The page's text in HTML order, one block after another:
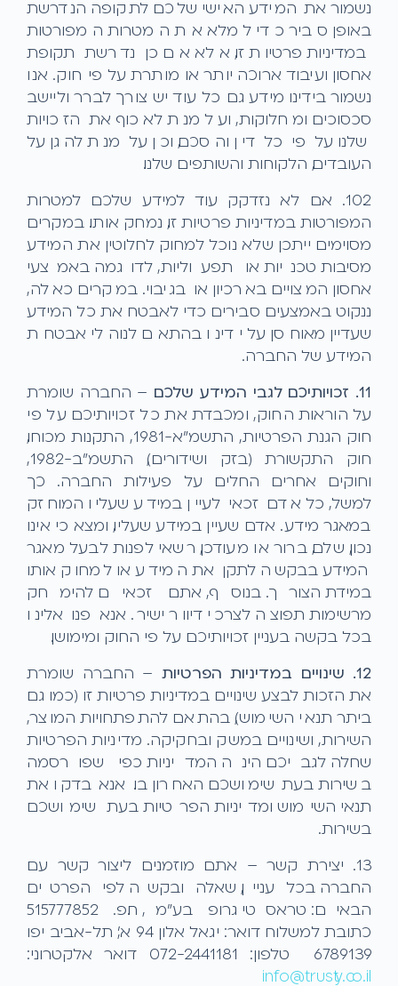
נשמור את המידע האישי שלכם לתקופה הנדרשת
באופן סביר כדי למלא את המטרות המפורטות
במדיניות פרטיות זו, אלא אם כן נדרשת תקופת
אחסון ועיבוד ארוכה יותר או מותרת על פי חוק. אנו
נשמור בידינו מידע גם כל עוד יש צורך לברר וליישב
סכסוכים ומחלוקות, ועל מנת לאכוף את הזכויות
שלנו על פי כל דין והסכם, וכן על מנת להגן על
העובדים, הלקוחות והשותפים שלנו.
10.2. אם לא נזדקק עוד למידע שלכם למטרות
המפורטות במדיניות פרטיות זו, נמחק אותו. במקרים
מסוימים ייתכן שלא נוכל למחוק לחלוטין את המידע
מסיבות טכניות או תפעוליות, לדוגמה באמצעי
אחסון המצויים בארכיון או בגיבוי. במקרים כאלה,
ננקוט באמצעים סבירים כדי לאבטח את כל המידע
שעדיין מאוחסן על ידינו בהתאם לנוהלי אבטחת
המידע של החברה.
11. זכויותיכם לגבי המידע שלכם
– החברה שומרת
על הוראות החוק, ומכבדת את כל זכויותיכם על פי
חוק הגנת הפרטיות, התשמ"א-1981, התקנות מכוחו,
חוק התקשורת (בזק ושידורים), התשמ"ב-1982,
וחוקים אחרים החלים על פעילות החברה. כך
למשל, כל אדם זכאי לעיין במידע שעליו המוחזק
במאגר מידע. אדם שעיין במידע שעליו, ומצא כי אינו
נכון, שלם, ברור או מעודכן, רשאי לפנות לבעל מאגר
המידע בבקשה לתקן את המידע או למחוק אותו
במידת הצורך. בנוסף, אתם זכאים להימחק
מרשימות תפוצה לצרכי דיוור ישיר. אנא פנו אלינו
בכל בקשה בעניין זכויותיכם על פי החוק ומימושן.
12. שינויים במדיניות הפרטיות
– החברה שומרת
את הזכות לבצע שינויים במדיניות פרטיות זו (כמו גם
ביתר תנאי השימוש), בהתאם להתפתחויות המוצר,
השירות, ושינויים במשק ובחקיקה. מדיניות הפרטיות
שחלה לגביכם הינה המדיניות כפי שפורסמה
בשירות בעת שימושכם האחרון בו. אנא בדקו את
תנאי השימוש ומדיניות הפרטיות בעת שימושכם
בשירות.
13. יצירת קשר – אתם מוזמנים ליצור קשר עם
החברה בכל עניין, שאלה ובקשה לפי הפרטים
הבאים: טראסטי גרופ בע"מ, ח.פ. 515777852
כתובת למשלוח דואר: יגאל אלון 94 א', תל-אביב יפו
6789139 טלפון: 072-2441181 דואר אלקטרוני:
info@trusty.co.il